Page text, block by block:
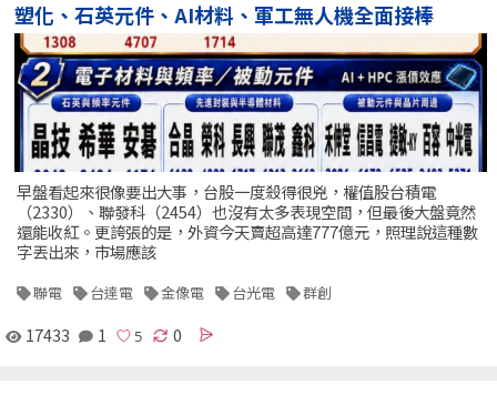
塑化、石英元件、AI材料、軍工無人機全面接棒
早盤看起來很像要出大事，台股一度殺得很兇，權值股台積電
（2330）、聯發科（2454）也沒有太多表現空間，但最後大盤竟然
還能收紅。更誇張的是，外資今天賣超高達777億元，照理說這種數
字丟出來，市場應該
聯電 台達電 金像電 台光電 群創
17433 1 0